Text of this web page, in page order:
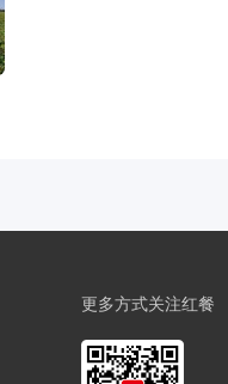
更多方式关注红餐